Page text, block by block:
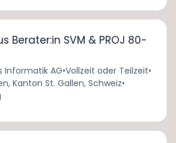
Berater:in SVM & PROJ 80-
Informatik AG•Vollzeit oder Teilzeit•
Kanton St. Gallen, Schweiz•